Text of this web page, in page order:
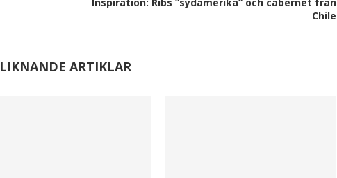
Chile
LIKNANDE ARTIKLAR